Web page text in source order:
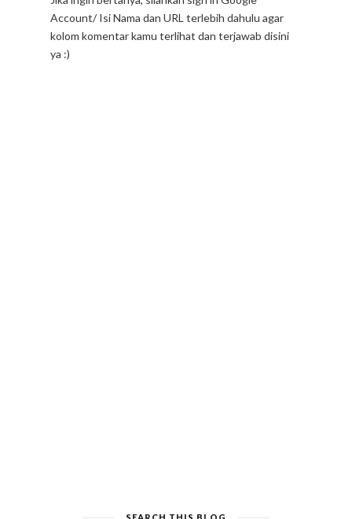
Hi! Terima kasih sudah membaca sampai selesai-
Jika ingin bertanya, silahkan sign in Google